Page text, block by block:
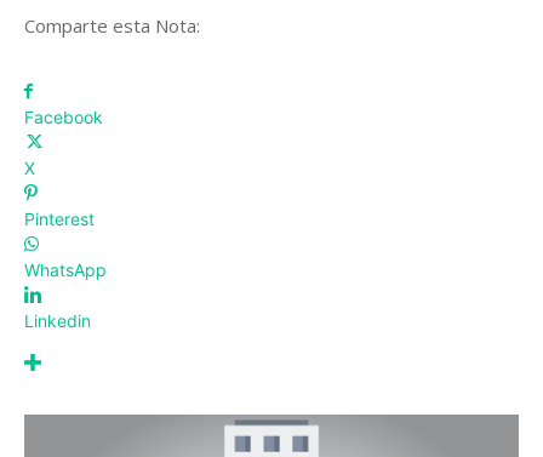
Comparte esta Nota:
Facebook
X
Pinterest
WhatsApp
Linkedin